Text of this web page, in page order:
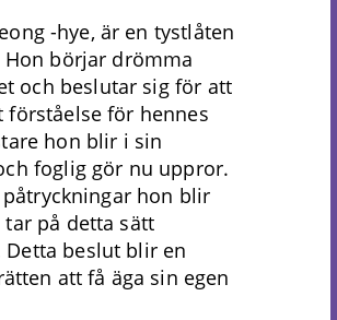
-hye, är en tystlåten
börjar drömma
och beslutar sig för att
för hennes
hon blir i sin
foglig gör nu uppror.
hon blir
på detta sätt
beslut blir en
att få äga sin egen